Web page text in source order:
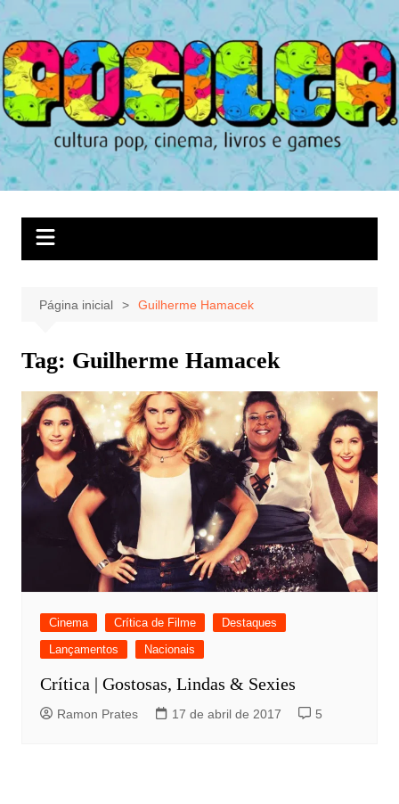
Ir
para
o
conteúdo
Página inicial Guilherme Hamacek
Tag: Guilherme Hamacek
Cinema Crítica de Filme
Destaques
Lançamentos
Nacionais
Crítica | Gostosas, Lindas & Sexies
Ramon Prates 17 de abril de 2017 5